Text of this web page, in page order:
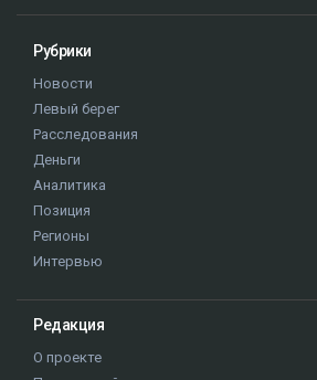
Рубрики
Новости
Левый берег
Расследования
Деньги
Аналитика
Позиция
Регионы
Интервью
Редакция
О проекте